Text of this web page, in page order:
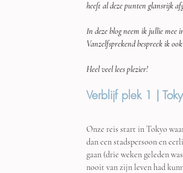
heeft al deze punten glansrijk
In deze blog neem ik jullie mee
Vanzelfsprekend bespreek ik
Heel veel lees plezier!
Verblijf plek 1 |
Onze reis start in Tokyo
dan een stadspersoon en
gaan (drie weken geleden
nooit van zijn leven had